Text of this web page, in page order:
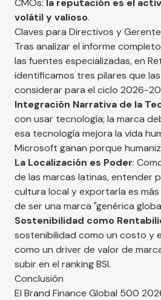
volátil y valioso.
Claves para Directivos y
Tras analizar el informe
las fuentes especializadas, en
identificamos tres pilares que
considerar para el ciclo 2026-
Integración Narrativa de la
con usar tecnología; la marca
esa tecnología mejora la vida
Microsoft ganan porque
La Localización es Poder:
de las marcas latinas, entender
cultura local y exportarla es
de ser una marca "genérica
Sostenibilidad como
sostenibilidad como un costo y
como un driver de valor de
subir en el ranking BSI.
Conclusión
El Brand Finance Global 500